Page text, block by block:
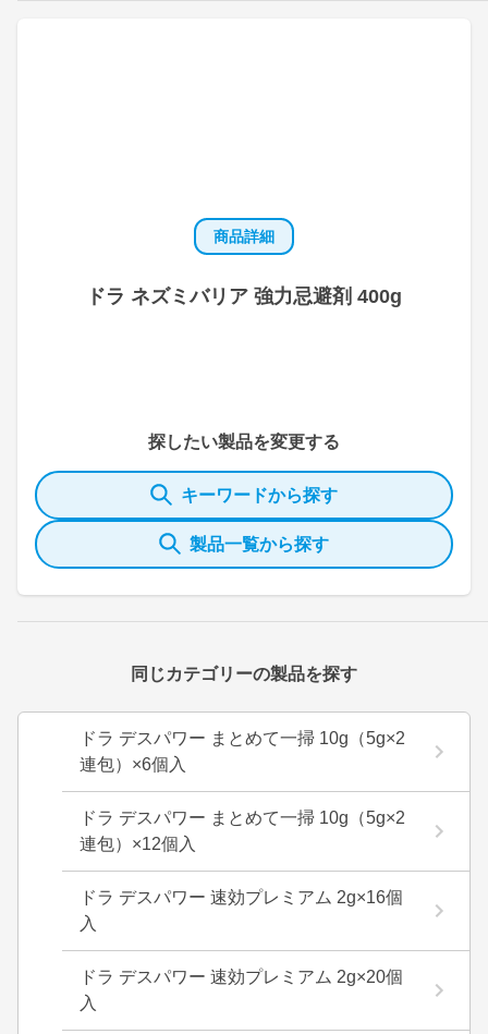
商品詳細
ドラ ネズミバリア 強力忌避剤 400g
探したい製品を変更する
キーワードから探す
製品一覧から探す
同じカテゴリーの製品を探す
ドラ デスパワー まとめて一掃 10g（5g×2
連包）×6個入
ドラ デスパワー まとめて一掃 10g（5g×2
連包）×12個入
ドラ デスパワー 速効プレミアム 2g×16個
入
ドラ デスパワー 速効プレミアム 2g×20個
入